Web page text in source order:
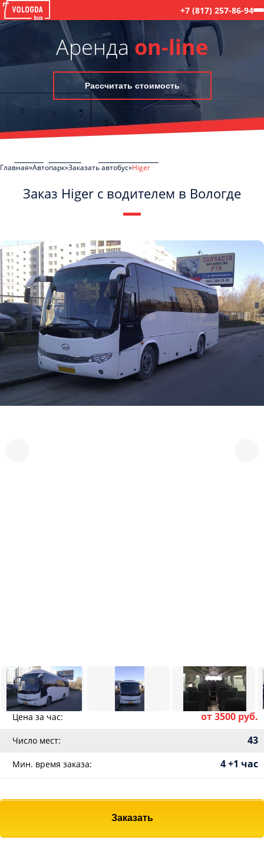
+7 (817) 257-86-94
Аренда on-line
Рассчитать стоимость
Главная Автопарк Заказать автобус Higer
Заказ Higer с водителем в Вологде
Цена за час: от 3500 руб.
Число мест: 43
Мин. время заказа: 4 +1 час
Заказать
обработку моих Персональных данных